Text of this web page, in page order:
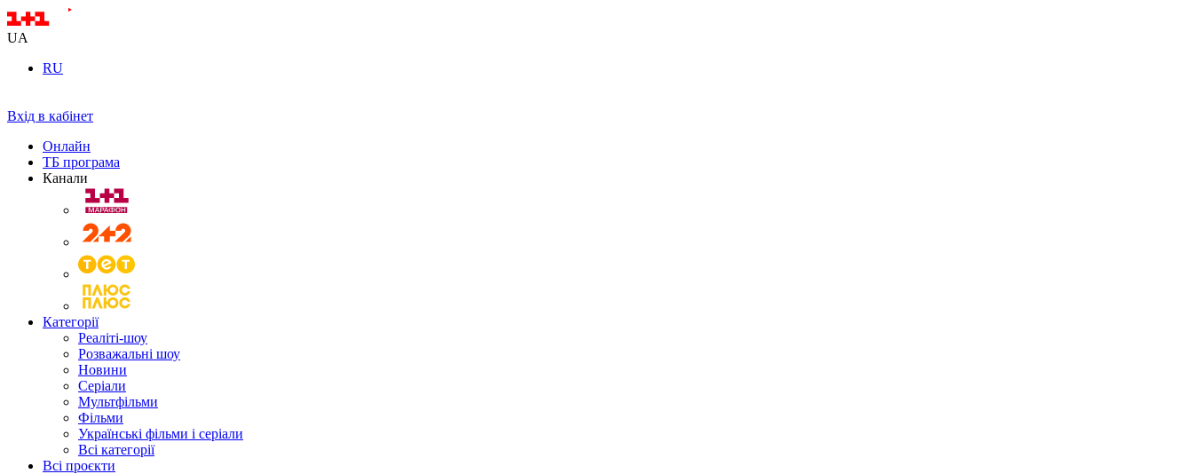
UA
RU
Вхід в кабінет
Онлайн
ТБ програма
Канали
Категорії
Реаліті-шоу
Розважальні шоу
Новини
Серіали
Мультфільми
Фільми
Українські фільми і серіали
Всі категорії
Всі проєкти